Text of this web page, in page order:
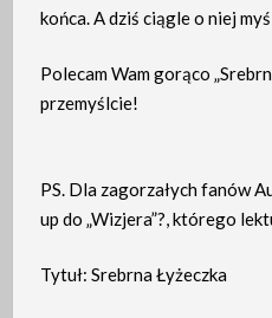
końca. A dziś ciągle o niej
Polecam Wam gorąco
przemyślcie!
PS. Dla zagorzałych fanów
up do „Wizjera”?, którego
Tytuł: Srebrna Łyżeczka